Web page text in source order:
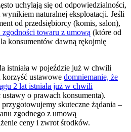
uchylają się od odpowiedzialności,
wynikiem naturalnej eksploatacji. Jeśli
od przedsiębiorcy (komis, salon),
zgodności towaru z umową (które od
konsumentów dawną rękojmię
istniała w pojeździe już w chwili
korzyść ustawowe domniemanie, że
2 lat istniała już w chwili
ustawy o prawach konsumenta).
skuteczne żądania –
zgodnego z umową
ceny i zwrot środków.